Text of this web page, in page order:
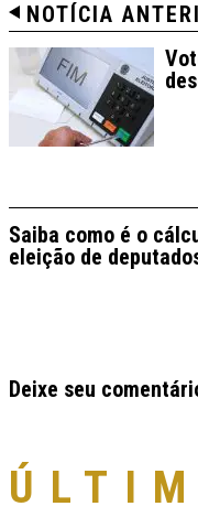
NOTÍCIA
Saiba como é o
eleição de
Deixe seu